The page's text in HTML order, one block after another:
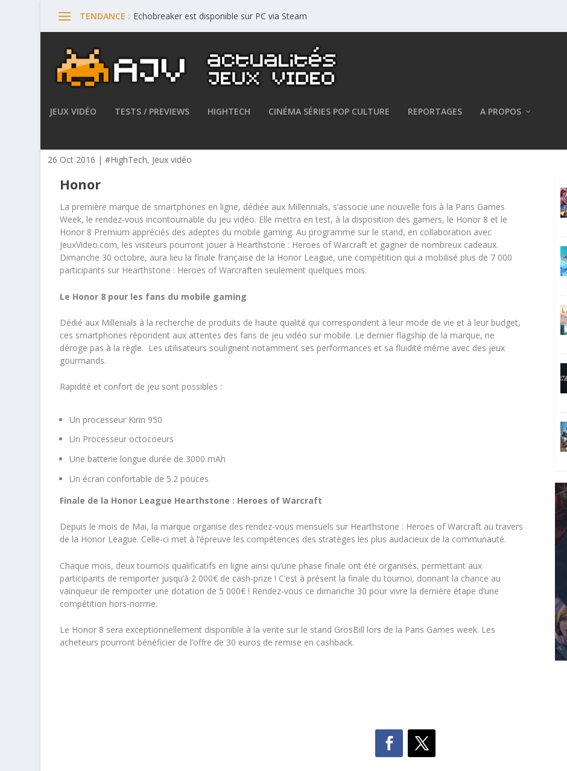
TENDANCE : Echobreaker est disponible sur PC via Steam
JEUX VIDÉO TESTS / PREVIEWS HIGHTECH CINÉMA SÉRIES POP CULTURE REPORTAGES A PROPOS
26 Oct 2016 |#HighTech, Jeux vidéo
Honor
La première marque de smartphones en ligne, dédiée aux Millennials, s’associe une nouvelle fois à la Paris Games
Week, le rendez-vous incontournable du jeu vidéo. Elle mettra en test, à la disposition des gamers, le Honor 8 et le
Honor 8 Premium appréciés des adeptes du mobile gaming. Au programme sur le stand, en collaboration avec
JeuxVideo.com, les visiteurs pourront jouer à Hearthstone : Heroes of Warcraft et gagner de nombreux cadeaux.
Dimanche 30 octobre, aura lieu la finale française de la Honor League, une compétition qui a mobilisé plus de 7 000
participants sur Hearthstone : Heroes of Warcraften seulement quelques mois.
Le Honor 8 pour les fans du mobile gaming
Dédié aux Millenials à la recherche de produits de haute qualité qui correspondent à leur mode de vie et à leur budget,
ces smartphones répondent aux attentes des fans de jeu vidéo sur mobile. Le dernier flagship de la marque, ne
déroge pas à la règle. Les utilisateurs soulignent notamment ses performances et sa fluidité même avec des jeux
gourmands.
Rapidité et confort de jeu sont possibles :
Un processeur Kirin 950
Un Processeur octocoeurs
Une batterie longue durée de 3000 mAh
Un écran confortable de 5.2 pouces
Finale de la Honor League Hearthstone : Heroes of Warcraft
Depuis le mois de Mai, la marque organise des rendez-vous mensuels sur Hearthstone : Heroes of Warcraft au travers
de la Honor League. Celle-ci met à l’épreuve les compétences des stratèges les plus audacieux de la communauté.
Chaque mois, deux tournois qualificatifs en ligne ainsi qu’une phase finale ont été organisés, permettant aux
participants de remporter jusqu’à 2 000€ de cash-prize ! C’est à présent la finale du tournoi, donnant la chance au
vainqueur de remporter une dotation de 5 000€ ! Rendez-vous ce dimanche 30 pour vivre la dernière étape d’une
compétition hors-norme.
Le Honor 8 sera exceptionnellement disponible à la vente sur le stand GrosBill lors de la Paris Games week. Les
acheteurs pourront bénéficier de l’offre de 30 euros de remise en cashback.